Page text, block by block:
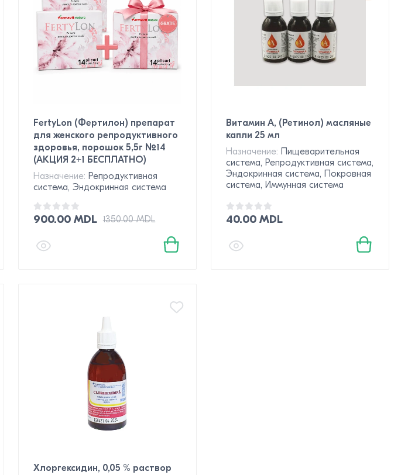
FertyLon (Фертилон) препарат
для женского репродуктивного
здоровья, порошок 5,5г №14
(АКЦИЯ 2+1 БЕСПЛАТНО)
Назначение: Репродуктивная
система, Эндокринная система
900.00 MDL 1350.00 MDL
Витамин А, (Ретинол) масляные
капли 25 мл
Назначение:
Пищеварительная
система, Репродуктивная система,
Эндокринная система, Покровная
система, Иммунная система
40.00 MDL
Хлоргексидин, 0,05 % раствор